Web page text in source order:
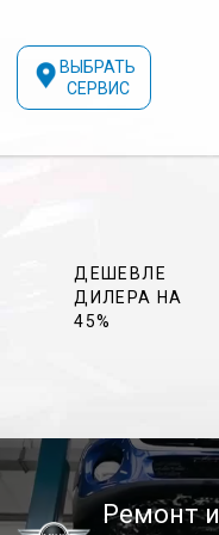
ВЫБРАТЬ
СЕРВИС
ДЕШЕВЛЕ
ДИЛЕРА НА
45%
Ремонт и